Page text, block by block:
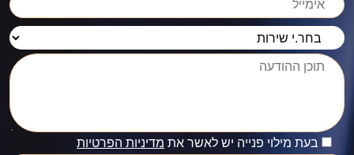
בעת מילוי פנייה יש לאשר את מדיניות הפרטיות